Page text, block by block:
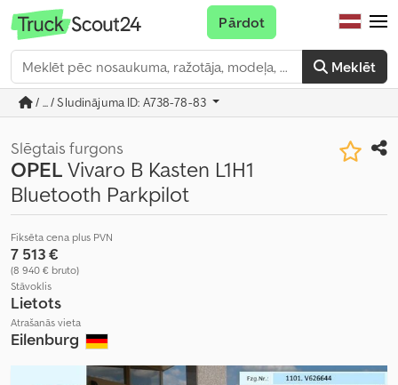
Meklēt
Pārdot
/ ... / Sludinājuma ID: A738-78-83
Slēgtais furgons
OPELVivaro B Kasten L1H1
Bluetooth Parkpilot
Fiksēta cena plus PVN
7 513 €
(8 940 € bruto)
Stāvoklis
Lietots
Atrašanās vieta
Eilenburg